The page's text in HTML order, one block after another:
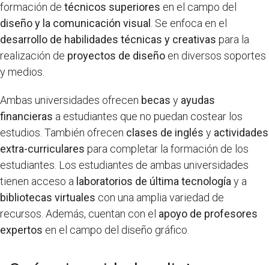
formación de técnicos superiores en el campo del
diseño y la comunicación visual
. Se enfoca en el
desarrollo de habilidades técnicas y creativas para la
realización de proyectos de diseño en diversos soportes
y medios.
Ambas universidades ofrecen becas y ayudas
financieras a estudiantes que no puedan costear los
estudios. También ofrecen clases de inglés y actividades
extra-curriculares para completar la formación de los
estudiantes. Los estudiantes de ambas universidades
tienen acceso a laboratorios de última tecnología y a
bibliotecas virtuales con una amplia variedad de
recursos. Además, cuentan con el apoyo de profesores
expertos en el campo del diseño gráfico.